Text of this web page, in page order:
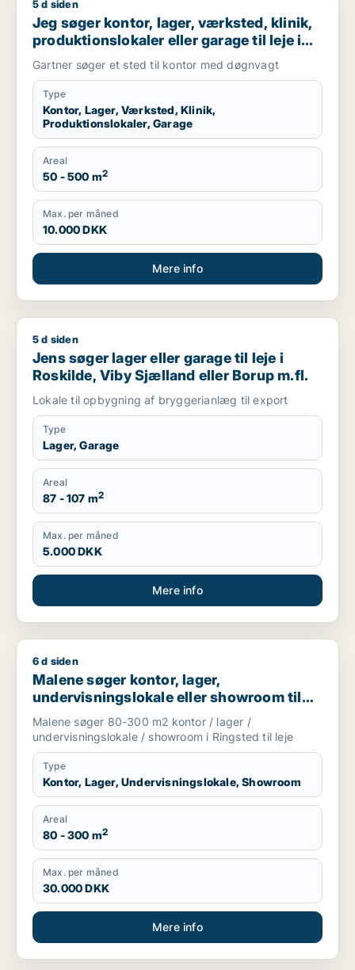
Jeg søger kontor, lager, værksted, klinik,
5 d siden
Jeg søger kontor, lager, værksted, klinik,
produktionslokaler eller garage til leje i
Holbæk
Gartner søger et sted til kontor med døgnvagt
Type
Kontor, Lager, Værksted, Klinik,
Produktionslokaler, Garage
Areal
50 - 500 m2
Max. per måned
10.000 DKK
Mere info
Jens søger lager eller garage til leje i Roskilde, Viby
5 d siden
Jens søger lager eller garage til leje i
Roskilde, Viby Sjælland eller Borup m.fl.
Lokale til opbygning af bryggerianlæg til export
Type
Lager, Garage
Areal
87 - 107 m2
Max. per måned
5.000 DKK
Mere info
Malene søger kontor, lager, undervisningslokale eller
6 d siden
Malene søger kontor, lager,
undervisningslokale eller showroom til
leje i Ringsted
Malene søger 80-300 m2 kontor / lager /
undervisningslokale / showroom i Ringsted til leje
Type
Kontor, Lager, Undervisningslokale, Showroom
Areal
80 - 300 m2
Max. per måned
30.000 DKK
Mere info